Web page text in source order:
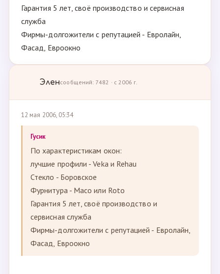
Гарантия 5 лет, своё производство и сервисная
служба
Фирмы-долгожители с репутацией - Евролайн,
Фасад, Евроокно
Эленсообщений: 7482 · с 2006 г.
12 мая 2006, 05:34
Гусик
По характеристикам окон:
лучшие профили - Veka и Rehau
Стекло - Боровское
Фурнитура - Масо или Roto
Гарантия 5 лет, своё производство и
сервисная служба
Фирмы-долгожители с репутацией - Евролайн,
Фасад, Евроокно